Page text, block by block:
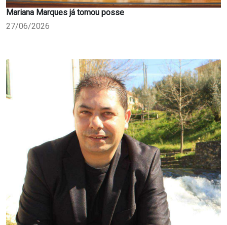
Mariana Marques já tomou posse
27/06/2026